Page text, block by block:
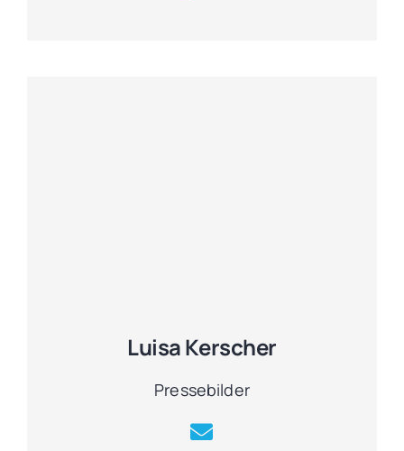
Luisa Kerscher
Pressebilder